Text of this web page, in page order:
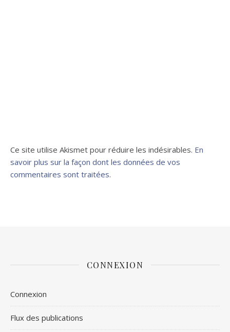
Ce site utilise Akismet pour réduire les indésirables. En
savoir plus sur la façon dont les données de vos
commentaires sont traitées.
CONNEXION
Connexion
Flux des publications